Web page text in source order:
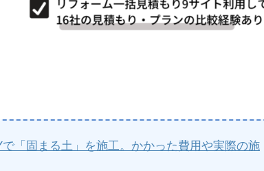
「固まる土」を施工。かかった費用や実際の施